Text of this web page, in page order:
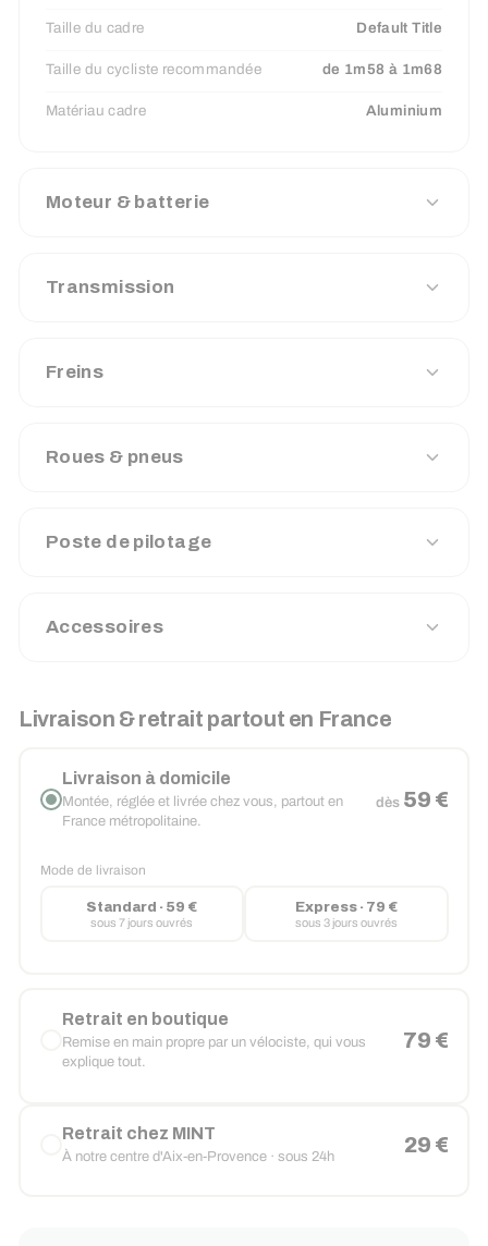
Taille du cadre Default Title
Taille du cycliste recommandée de 1m58 à 1m68
Matériau cadre Aluminium
Moteur & batterie
Transmission
Freins
Roues & pneus
Poste de pilotage
Accessoires
Livraison & retrait partout en France
Livraison à domicile
Montée, réglée et livrée chez vous, partout en
France métropolitaine.
dès 59 €
Mode de livraison
Standard · 59 €
sous 7 jours ouvrés
Express · 79 €
sous 3 jours ouvrés
Retrait en boutique
Remise en main propre par un vélociste, qui vous
explique tout.
79 €
Retrait chez MINT
À notre centre d'Aix-en-Provence · sous 24h 29 €